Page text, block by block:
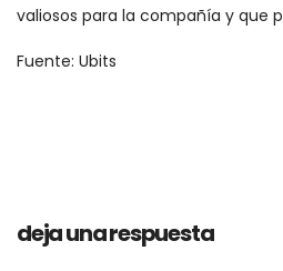
valiosos para la compañía y que
Fuente: Ubits
deja una respuesta